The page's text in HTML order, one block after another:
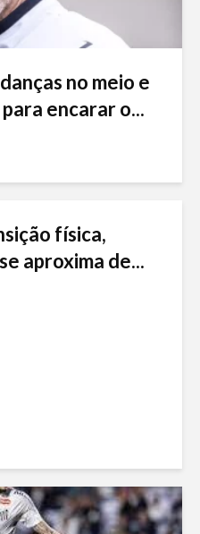
no meio e
encarar o...
física,
aproxima de...